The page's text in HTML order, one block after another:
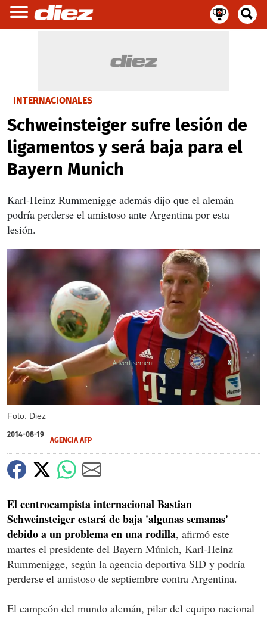
INTERNACIONALES
Schweinsteiger sufre lesión de
ligamentos y será baja para el
Bayern Munich
Karl-Heinz Rummenigge además dijo que el alemán
podría perderse el amistoso ante Argentina por esta
lesión.
Foto: Diez
X
2014-08-19
AGENCIA AFP
El centrocampista internacional Bastian
Schweinsteiger estará de baja 'algunas semanas'
debido a un problema en una rodilla, afirmó este
martes el presidente del Bayern Múnich, Karl-Heinz
Rummenigge, según la agencia deportiva SID y podría
perderse el amistoso de septiembre contra Argentina.
El campeón del mundo alemán, pilar del equipo nacional